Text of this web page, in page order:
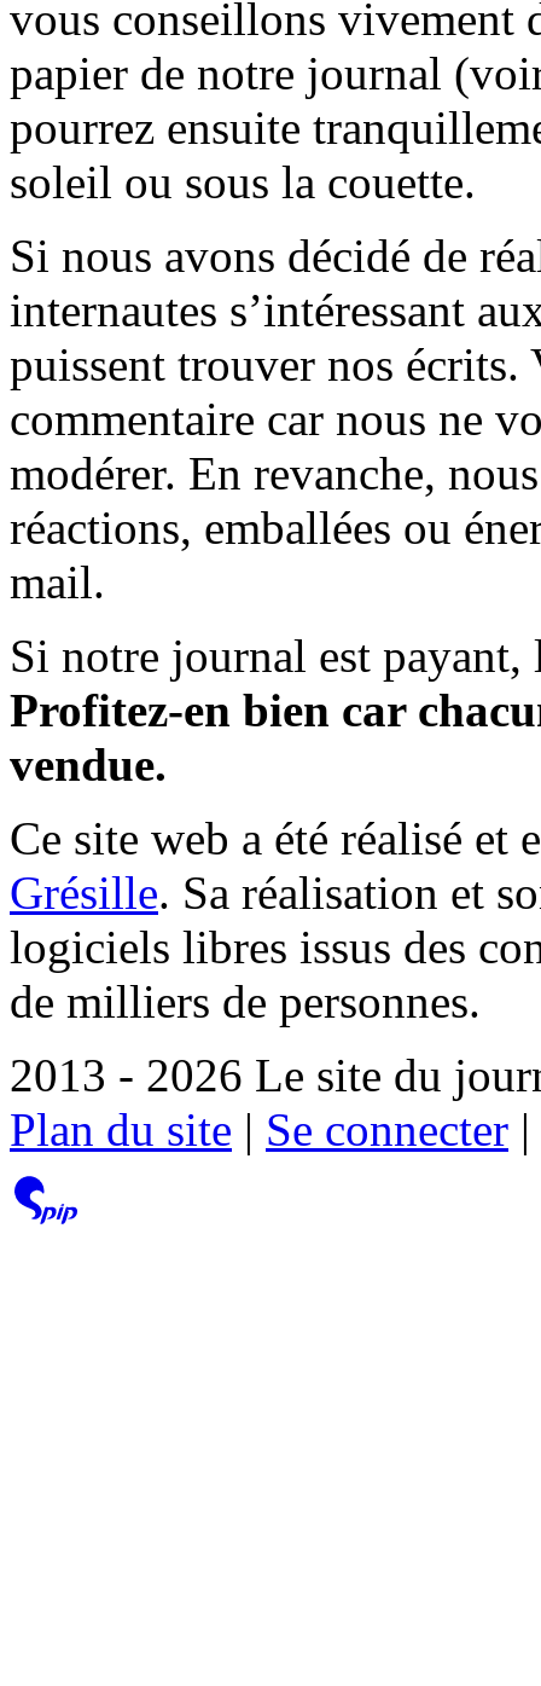
vous conseillons vivement
papier de notre journal
pourrez ensuite
soleil ou sous la couette.
Si nous avons décidé de
internautes s’intéressant
puissent trouver nos écrits.
commentaire car nous ne
modérer. En revanche,
réactions, emballées ou
mail.
Si notre journal est payant,
Profitez-en bien car
vendue.
Ce site web a été réalisé et
Grésille. Sa réalisation et
logiciels libres issus des
de milliers de personnes.
2013 - 2026 Le site du
Plan du site | Se connecter |